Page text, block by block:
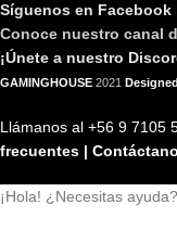
Síguenos en Facebook
Conoce nuestro canal
¡Únete a nuestro
GAMINGHOUSE 2021
Llámanos al +56 9 7105
frecuentes |
¡Hola! ¿Necesitas ayuda?